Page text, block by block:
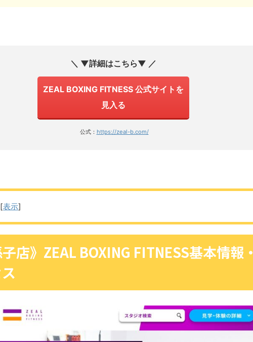
＼ ▼詳細はこちら▼ ／
ZEAL BOXING FITNESS 公式サイトを
見入る
公式： https://zeal-b.com/
[表示]
子店》ZEAL BOXING FITNESS基本情報・